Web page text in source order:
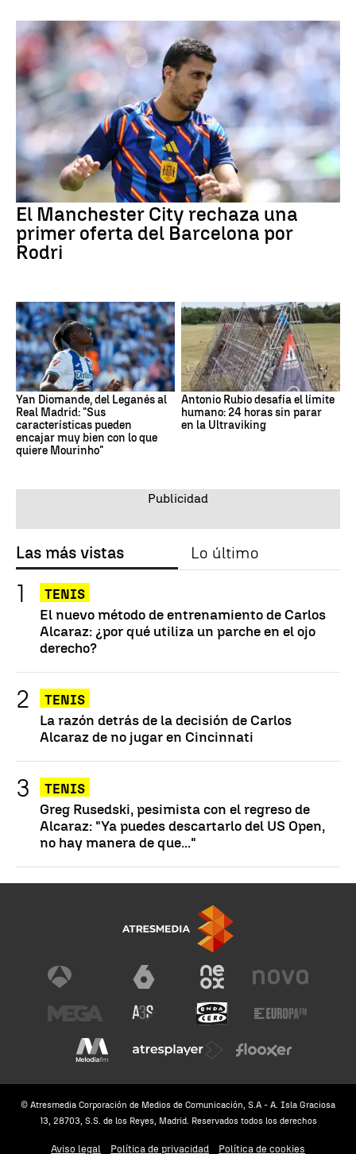
El Manchester City rechaza una
primer oferta del Barcelona por
Rodri
Yan Diomande, del Leganés al
Real Madrid: "Sus
características pueden
encajar muy bien con lo que
quiere Mourinho"
Antonio Rubio desafía el límite
humano: 24 horas sin parar
en la Ultraviking
Las más vistas Lo último
TENIS
El nuevo método de entrenamiento de Carlos
Alcaraz: ¿por qué utiliza un parche en el ojo
derecho?
TENIS
La razón detrás de la decisión de Carlos
Alcaraz de no jugar en Cincinnati
TENIS
Greg Rusedski, pesimista con el regreso de
Alcaraz: "Ya puedes descartarlo del US Open,
no hay manera de que..."
© Atresmedia Corporación de Medios de Comunicación, S.A - A. Isla Graciosa
13, 28703, S.S. de los Reyes, Madrid. Reservados todos los derechos
Aviso legal Política de privacidad Política de cookies